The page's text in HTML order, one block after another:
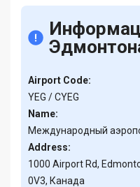
Airport Code:
YEG / CYEG
Name:
Международный
Address:
1000 Airport Rd,
0V3, Канада